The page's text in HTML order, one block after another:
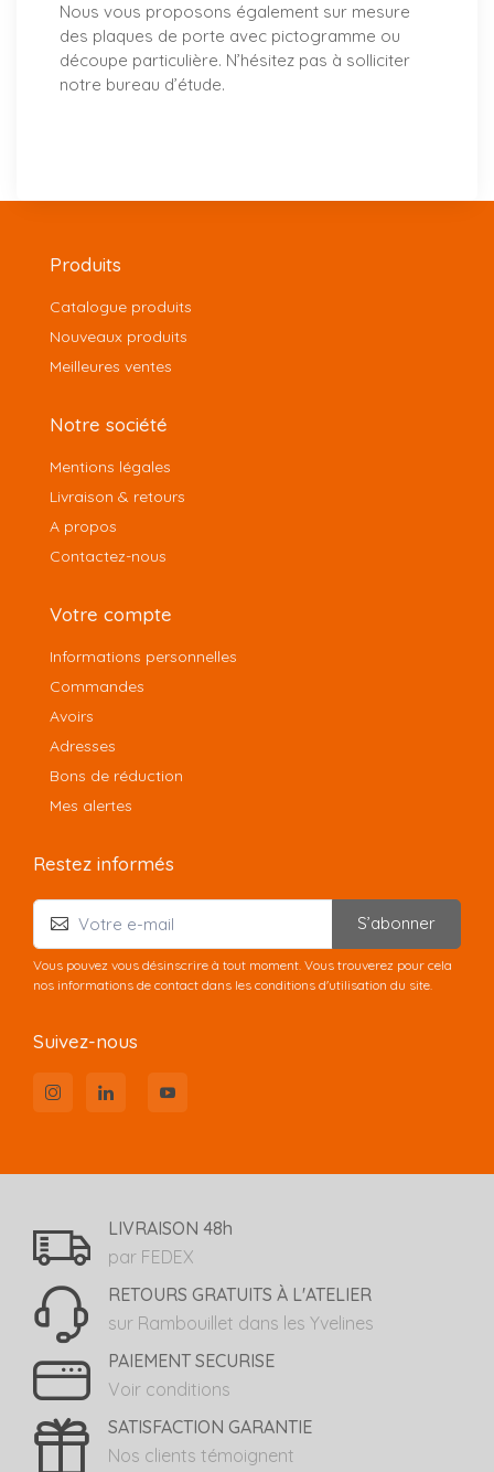
Nous vous proposons également sur mesure
des plaques de porte avec pictogramme ou
découpe particulière. N’hésitez pas à solliciter
notre bureau d’étude.
Produits
Catalogue produits
Nouveaux produits
Meilleures ventes
Notre société
Mentions légales
Livraison & retours
A propos
Contactez-nous
Votre compte
Informations personnelles
Commandes
Avoirs
Adresses
Bons de réduction
Mes alertes
Restez informés
S’abonner
Vous pouvez vous désinscrire à tout moment. Vous trouverez pour cela
nos informations de contact dans les conditions d'utilisation du site.
Suivez-nous
LIVRAISON 48h
par FEDEX
RETOURS GRATUITS À L'ATELIER
sur Rambouillet dans les Yvelines
PAIEMENT SECURISE
Voir conditions
SATISFACTION GARANTIE
Nos clients témoignent